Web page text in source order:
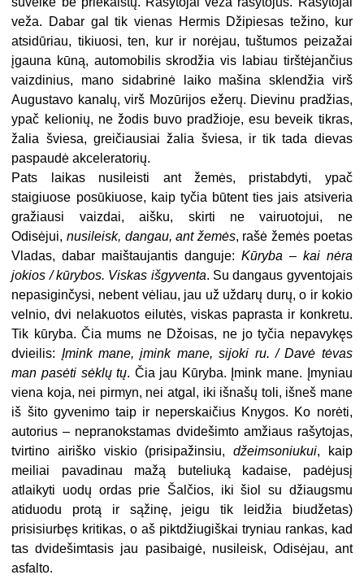
veža. Dabar gal tik vienas Hermis Džipiesas težino, kur
atsidūriau, tikiuosi, ten, kur ir norėjau, tuštumos peizažai
įgauna kūną, automobilis skrodžia vis labiau tirštėjančius
vaizdinius, mano sidabrinė laiko mašina sklendžia virš
Augustavo kanalų, virš Mozūrijos ežerų. Dievinu pradžias,
ypač kelionių, ne žodis buvo pradžioje, esu beveik tikras,
žalia šviesa, greičiausiai žalia šviesa, ir tik tada dievas
paspaudė akceleratorių.
Pats laikas nusileisti ant žemės, pristabdyti, ypač
staigiuose posūkiuose, kaip tyčia būtent ties jais atsiveria
gražiausi vaizdai, aišku, skirti ne vairuotojui, ne
Odisėjui,nusileisk, dangau, ant žemės, rašė žemės poetas
Vladas, dabar maištaujantis danguje: Kūryba – kai nėra
jokios / kūrybos. Viskas išgyventa. Su dangaus gyventojais
nepasiginčysi, nebent vėliau, jau už uždarų durų, o ir kokio
velnio, dvi nelakuotos eilutės, viskas paprasta ir konkretu.
Tik kūryba. Čia mums ne Džoisas, ne jo tyčia nepavykęs
dvieilis: Įmink mane, įmink mane, sijoki ru. / Davė tėvas
man pasėti sėklų tų. Čia jau Kūryba. Įmink mane. Įmyniau
viena koja, nei pirmyn, nei atgal, iki išnašų toli, išneš mane
iš šito gyvenimo taip ir neperskaičius Knygos. Ko norėti,
autorius – nepranokstamas dvidešimto amžiaus rašytojas,
tvirtino airiško viskio (prisipažinsiu, džeimsoniukui, kaip
meiliai pavadinau mažą buteliuką kadaise, padėjusį
atlaikyti uodų ordas prie Šalčios, iki šiol su džiaugsmu
atiduodu protą ir sąžinę, jeigu tik leidžia biudžetas)
prisisiurbęs kritikas, o aš piktdžiugiškai tryniau rankas, kad
tas dvidešimtasis jau pasibaigė, nusileisk, Odisėjau, ant
asfalto.